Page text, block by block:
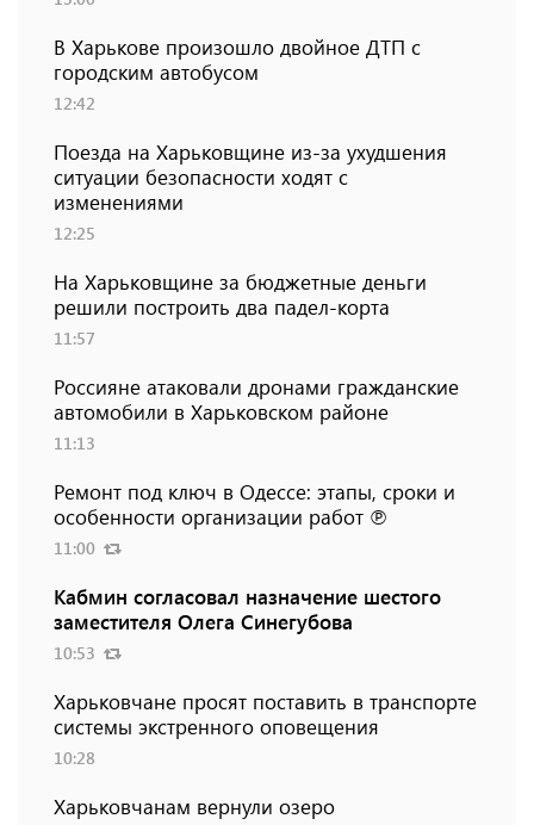
В Харькове произошло двойное ДТП с
городским автобусом
12:42
Поезда на Харьковщине из-за ухудшения
ситуации безопасности ходят с
изменениями
12:25
На Харьковщине за бюджетные деньги
решили построить два падел-корта
11:57
Россияне атаковали дронами гражданские
автомобили в Харьковском районе
11:13
Ремонт под ключ в Одессе: этапы, сроки и
особенности организации работ ℗
11:00
Кабмин согласовал назначение шестого
заместителя Олега Синегубова
10:53
Харьковчане просят поставить в транспорте
системы экстренного оповещения
10:28
Харьковчанам вернули озеро